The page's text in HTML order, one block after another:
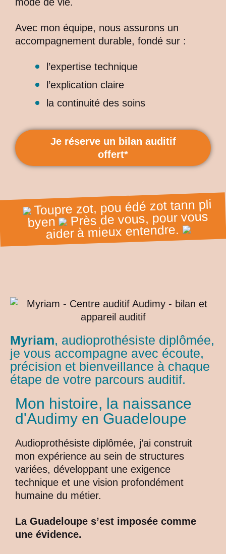
Avec mon équipe, nous assurons un
accompagnement durable, fondé sur :
l’expertise technique
l’explication claire
la continuité des soins
Je réserve un bilan auditif
offert*
Toupre zot, pou édé zot tann pli
byen Près de vous, pour vous
aider à mieux entendre.
Myriam, audioprothésiste diplômée,
je vous accompagne avec écoute,
précision et bienveillance à chaque
étape de votre parcours auditif.
Mon histoire, la naissance
d'Audimy en Guadeloupe
Audioprothésiste diplômée, j’ai construit
mon expérience au sein de structures
variées, développant une exigence
technique et une vision profondément
humaine du métier.
La Guadeloupe s’est imposée comme
une évidence.